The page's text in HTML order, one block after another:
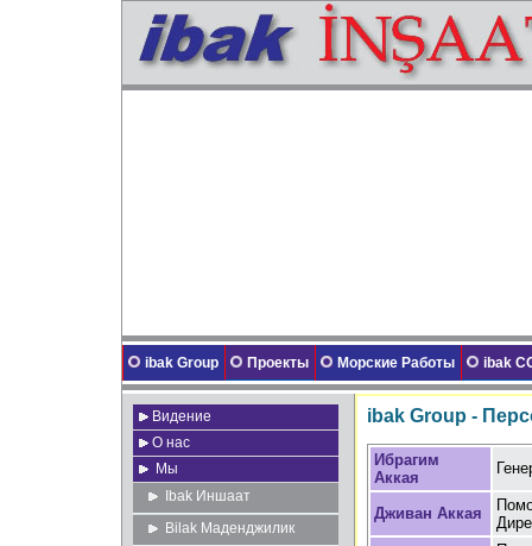
ibak Group Проекты Морские Работы ibak
Видение
О нас
Мы
Ibak Иншаат
Bilak Маденджилик
ibak Group -
Ибрагим
Аккая
Дживан Аккая